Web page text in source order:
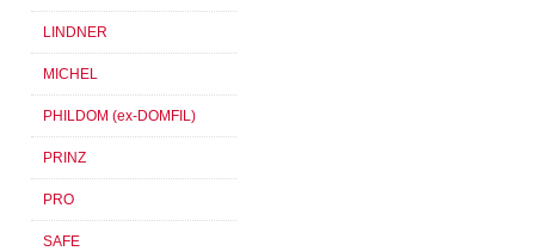
LINDNER
MICHEL
PHILDOM (ex-DOMFIL)
PRINZ
PRO
SAFE